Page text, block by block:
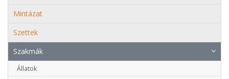
Mintázat
Szettek
Szakmák
Állatok